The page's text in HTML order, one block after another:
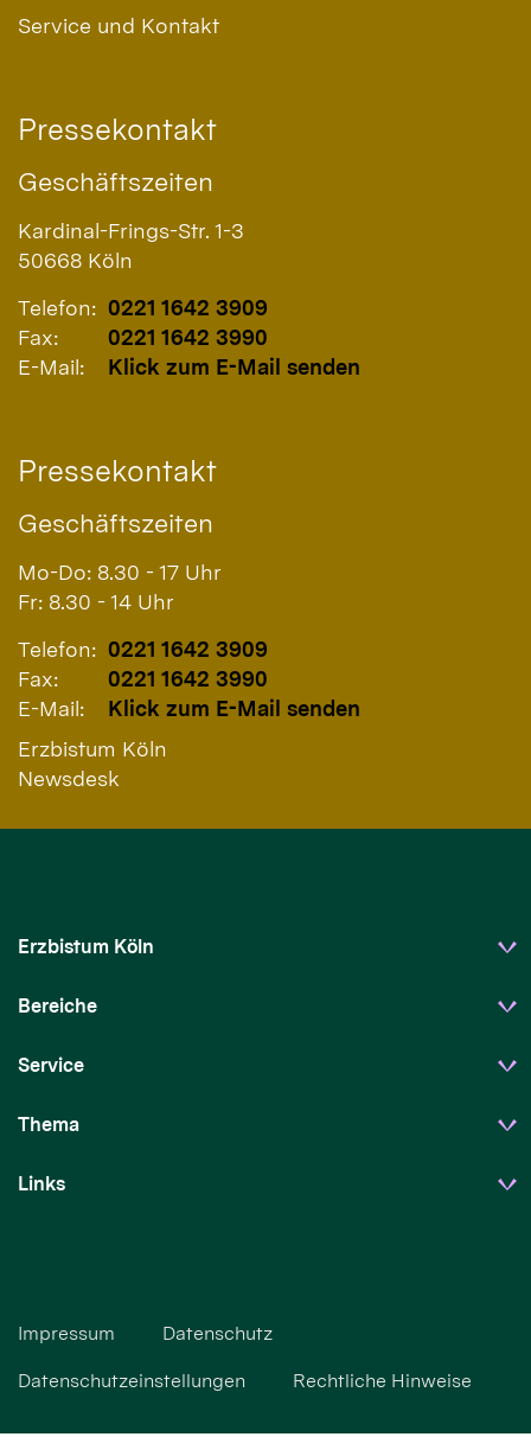
Service und Kontakt
Pressekontakt
Geschäftszeiten
Kardinal-Frings-Str. 1-3
50668 Köln
Telefon: 0221 1642 3909
Fax:
0221 1642 3990
E-Mail:
Klick zum E-Mail senden
Pressekontakt
Geschäftszeiten
Mo-Do: 8.30 - 17 Uhr
Fr: 8.30 - 14 Uhr
Telefon: 0221 1642 3909
Fax:
0221 1642 3990
E-Mail:
Klick zum E-Mail senden
Erzbistum Köln
Newsdesk
Erzbistum Köln
Bereiche
Service
Thema
Links
Impressum Datenschutz
Datenschutzeinstellungen Rechtliche Hinweise